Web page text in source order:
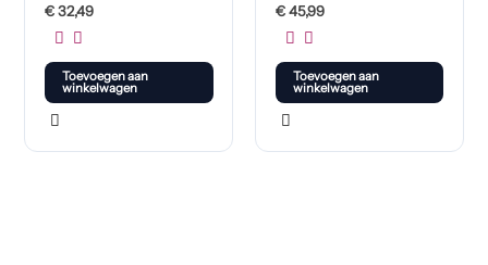
€32,49
Toevoegen aan
winkelwagen
€45,99
Toevoegen aan
winkelwagen